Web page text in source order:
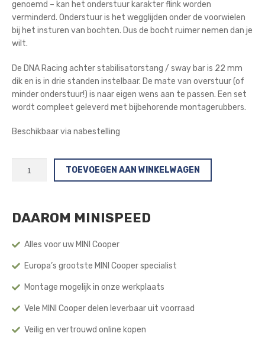
genoemd – kan het onderstuur karakter flink worden
verminderd. Onderstuur is het wegglijden onder de voorwielen
bij het insturen van bochten. Dus de bocht ruimer nemen dan je
wilt.
De DNA Racing achter stabilisatorstang / sway bar is 22 mm
dik en is in drie standen instelbaar. De mate van overstuur (of
minder onderstuur!) is naar eigen wens aan te passen. Een set
wordt compleet geleverd met bijbehorende montagerubbers.
Beschikbaar via nabestelling
(1e
2e
aantal
TOEVOEGEN AAN WINKELWAGEN
DAAROM MINISPEED
Alles voor uw MINI Cooper
Europa’s grootste MINI Cooper specialist
Montage mogelijk in onze werkplaats
Vele MINI Cooper delen leverbaar uit voorraad
Veilig en vertrouwd online kopen